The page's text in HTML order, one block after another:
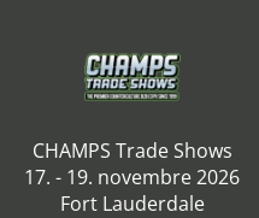
CHAMPS Trade Shows
17. - 19. novembre 2026
Fort Lauderdale